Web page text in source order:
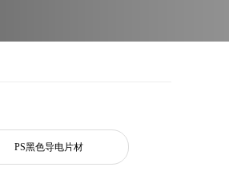
PS黑色导电片材